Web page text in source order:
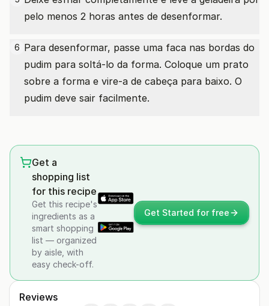
pelo menos 2 horas antes de desenformar.
6 Para desenformar, passe uma faca nas bordas do
pudim para soltá-lo da forma. Coloque um prato
sobre a forma e vire-a de cabeça para baixo. O
pudim deve sair facilmente.
Get a
shopping list
for this recipe
Get this recipe's
ingredients as a
smart shopping
list — organized
by aisle, with
easy check-off.
Get Started for free
Reviews